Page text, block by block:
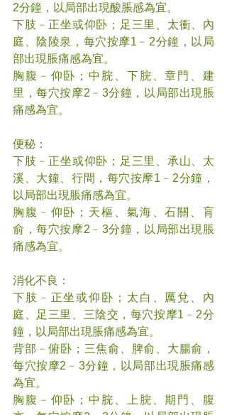
2分鐘，以局部出現酸脹感為宜。
下肢﹣正坐或仰卧；足三里、太衝、內
庭、陰陵泉，每穴按摩1﹣2分鐘，以局
部出現脹痛感為宜。
胸腹﹣仰卧；中脘、下脘、章門、建
里，每穴按摩2﹣3分鐘，以局部出現脹
痛感為宜。
便秘：
下肢﹣正坐或仰卧；足三里、承山、太
溪、大鐘、行間，每穴按摩1﹣2分鐘，
以局部出現脹痛感為宜。
胸腹﹣仰卧；天樞、氣海、石關、肓
俞，每穴按摩2﹣3分鐘，以局部出現脹
痛感為宜。
消化不良：
下肢﹣正坐或仰卧；太白、厲兌、內
庭、足三里、三陰交，每穴按摩1﹣2分
鐘，以局部出現脹痛感為宜。
背部﹣俯卧；三焦俞、脾俞、大腸俞，
每穴按摩2﹣3分鐘，以局部出現脹痛感
為宜。
胸腹﹣仰卧；中脘、上脘、期門、腹